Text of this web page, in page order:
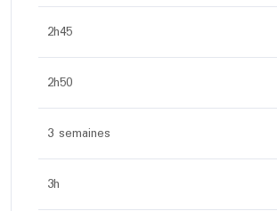
2h45
2h50
3 semaines
3h